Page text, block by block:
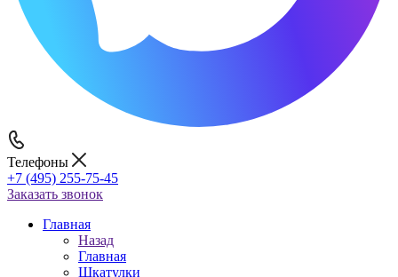
Телефоны
+7 (495) 255-75-45
Заказать звонок
Главная
Назад
Главная
Шкатулки